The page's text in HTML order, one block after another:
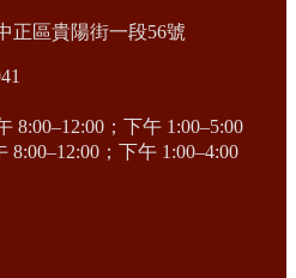
正區貴陽街一段56號
8:00–12:00；下午 1:00–5:00
；下午 1:00–4:00